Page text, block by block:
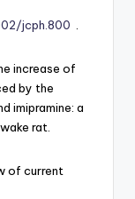
jcph.800
increase of
by the
imipramine: a
rat.
of current